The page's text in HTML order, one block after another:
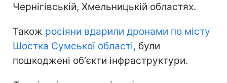
Чернігівській, Хмельницькій областях.
Також росіяни вдарили дронами по місту
Шостка Сумської області, були
пошкоджені об‘єкти інфраструктури.